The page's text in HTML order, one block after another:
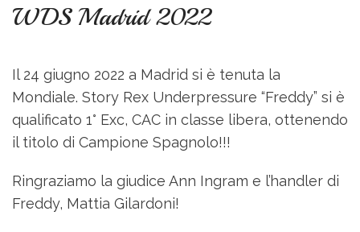
WDS Madrid 2022
Il 24 giugno 2022 a Madrid si è tenuta la
Mondiale. Story Rex Underpressure “Freddy” si è
qualificato 1° Exc, CAC in classe libera, ottenendo
il titolo di Campione Spagnolo!!!
Ringraziamo la giudice Ann Ingram e l’handler di
Freddy, Mattia Gilardoni!